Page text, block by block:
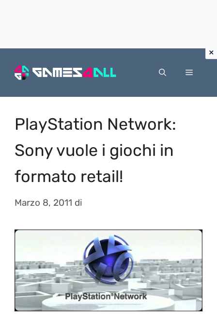
Menu
PlayStation Network:
Sony vuole i giochi in
formato retail!
Marzo 8, 2011 di